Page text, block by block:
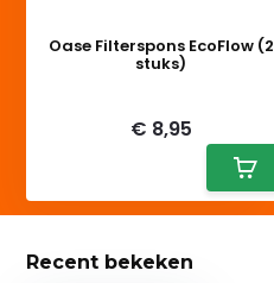
Oase Filterspons EcoFlow (2
stuks)
€ 8,95
Recent bekeken